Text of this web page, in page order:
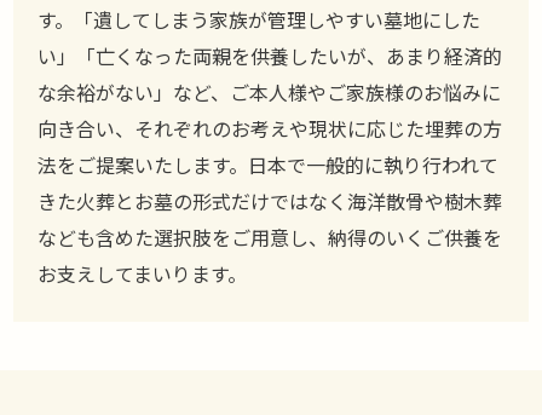
す。「遺してしまう家族が管理しやすい墓地にした
い」「亡くなった両親を供養したいが、あまり経済的
な余裕がない」など、ご本人様やご家族様のお悩みに
向き合い、それぞれのお考えや現状に応じた埋葬の方
法をご提案いたします。日本で一般的に執り行われて
きた火葬とお墓の形式だけではなく海洋散骨や樹木葬
なども含めた選択肢をご用意し、納得のいくご供養を
お支えしてまいります。